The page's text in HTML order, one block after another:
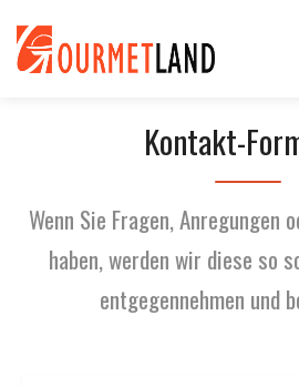
Kontakt-
Wenn Sie Fragen, Anregungen
haben, werden wir diese so
entgegennehmen und